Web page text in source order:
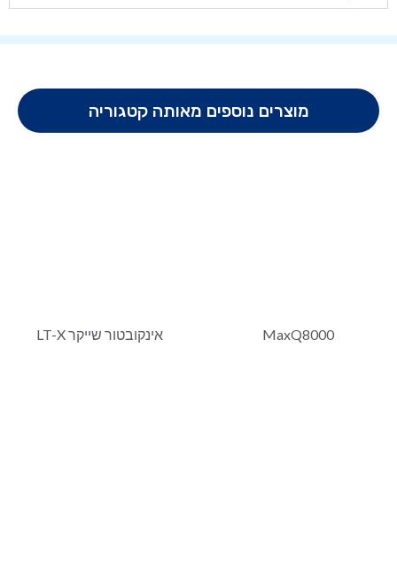
מוצרים נוספים מאותה קטגוריה
MaxQ8000 אינקובטור שייקר LT-X